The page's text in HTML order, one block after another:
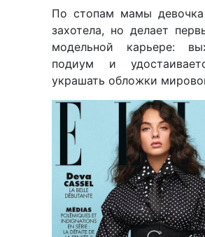
По стопам мамы
захотела, но делает
модельной карьере:
подиум и
украшать обложки